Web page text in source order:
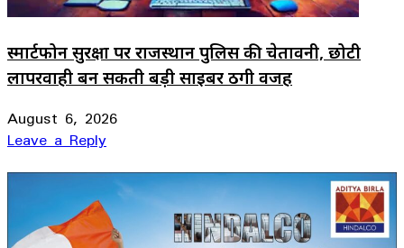
स्मार्टफोन सुरक्षा पर राजस्थान पुलिस की चेतावनी, छोटी
लापरवाही बन सकती बड़ी साइबर ठगी वजह
August 6, 2026
Leave a Reply